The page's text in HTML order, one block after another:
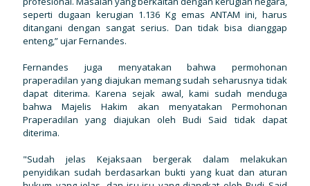
seperti dugaan kerugian 1.136 Kg emas ANTAM ini, harus
ditangani dengan sangat serius. Dan tidak bisa dianggap
enteng,” ujar Fernandes.
Fernandes juga menyatakan bahwa permohonan
praperadilan yang diajukan memang sudah seharusnya tidak
dapat diterima. Karena sejak awal, kami sudah menduga
bahwa Majelis Hakim akan menyatakan Permohonan
Praperadilan yang diajukan oleh Budi Said tidak dapat
diterima.
"Sudah jelas Kejaksaan bergerak dalam melakukan
penyidikan sudah berdasarkan bukti yang kuat dan aturan